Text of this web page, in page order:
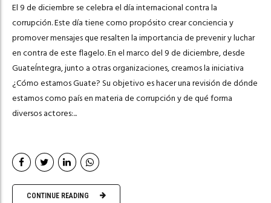
El 9 de diciembre se celebra el día internacional contra la
corrupción. Este día tiene como propósito crear conciencia y
promover mensajes que resalten la importancia de prevenir y luchar
en contra de este flagelo. En el marco del 9 de diciembre, desde
GuateÍntegra, junto a otras organizaciones, creamos la iniciativa
¿Cómo estamos Guate? Su objetivo es hacer una revisión de dónde
estamos como país en materia de corrupción y de qué forma
diversos actores:...
CONTINUE READING